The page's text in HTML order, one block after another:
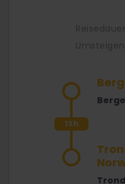
Reisedauer:
Umsteigen:
13h